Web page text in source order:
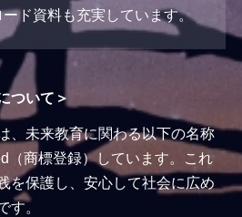
ド資料も充実しています。
ついて＞
、未来教育に関わる以下の名称
（商標登録）しています。これ
を保護し、安心して社会に広め
す。